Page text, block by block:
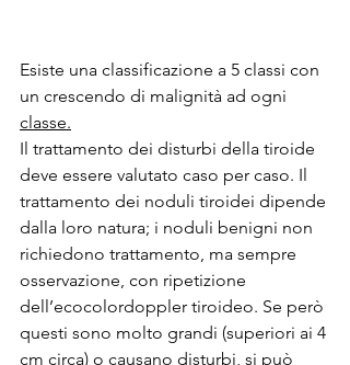
Esiste una classificazione a 5 classi con
un crescendo di malignità ad ogni
classe.
Il trattamento dei disturbi della tiroide
deve essere valutato caso per caso. Il
trattamento dei noduli tiroidei dipende
dalla loro natura; i noduli benigni non
richiedono trattamento, ma sempre
osservazione, con ripetizione
dell’ecocolordoppler tiroideo. Se però
questi sono molto grandi (superiori ai 4
cm circa) o causano disturbi, si può